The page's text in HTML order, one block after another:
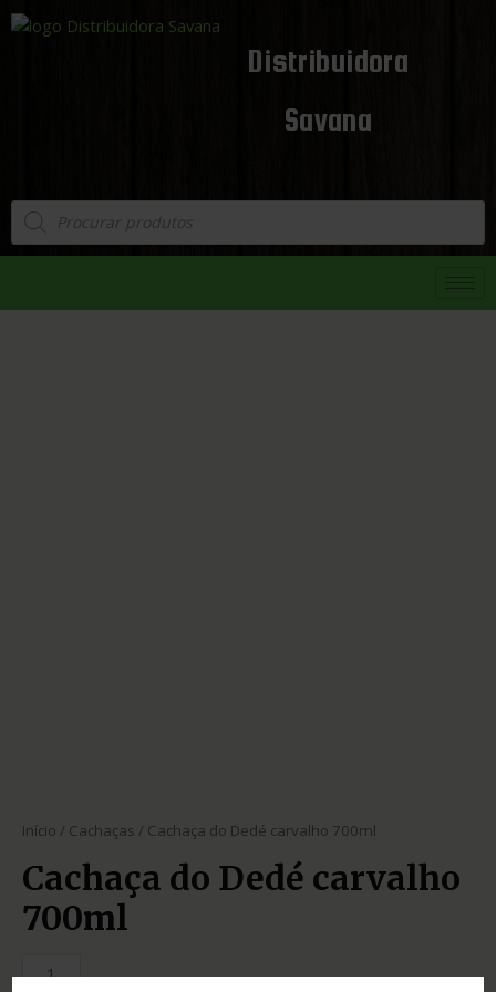
Distribuidora
Savana
Início / Cachaças / Cachaça do Dedé carvalho 700ml
Cachaça do Dedé carvalho
700ml